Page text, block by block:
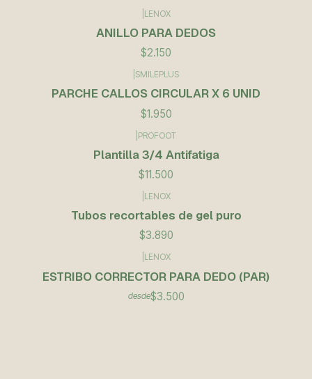
LENOX
ANILLO PARA DEDOS
$2.150
SMILEPLUS
PARCHE CALLOS CIRCULAR X 6 UNID
$1.950
PROFOOT
Plantilla 3/4 Antifatiga
$11.500
LENOX
Tubos recortables de gel puro
$3.890
LENOX
ESTRIBO CORRECTOR PARA DEDO (PAR)
desde$3.500